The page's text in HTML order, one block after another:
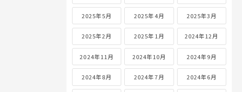
2025年5月 2025年4月 2025年3月
2025年2月 2025年1月 2024年12月
2024年11月 2024年10月 2024年9月
2024年8月 2024年7月 2024年6月